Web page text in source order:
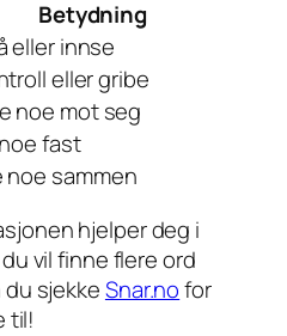
Betydning
eller innse
eller gribe
noe mot seg
fast
noe sammen
hjelper deg i
vil finne flere ord
sjekkeSnar.nofor
til!